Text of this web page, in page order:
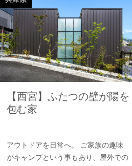
【西宮】ふたつの壁が陽を
包む家
アウトドアを日常へ。 ご家族の趣味
がキャンプという事もあり、屋外での